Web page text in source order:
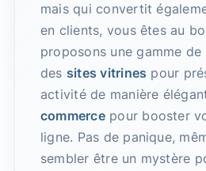
mais qui convertit
en clients, vous êtes au
proposons une gamme
des sites vitrines pour
activité de manière
commercepour booster
ligne. Pas de panique,
sembler être un mystère